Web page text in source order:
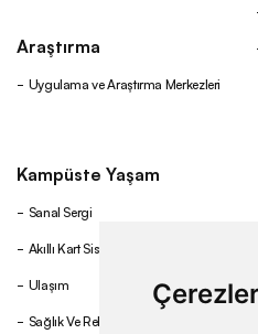
Araştırma
Uygulama ve Araştırma Merkezleri
Kampüste Yaşam
Sanal Sergi
Akıllı Kart Sistemi
Ulaşım
Sağlık Ve Rehberlik